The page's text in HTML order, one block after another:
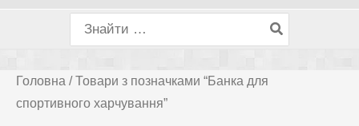
Пошук
для:
Головна / Товари з позначками “Банка для
спортивного харчування”